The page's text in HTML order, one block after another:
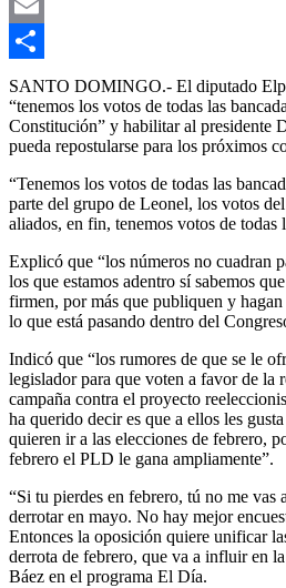
Gmail
Email
Compartir
SANTO DOMINGO.- El diputado
“tenemos los votos de todas las
Constitución” y habilitar al presidente
pueda repostularse para los próximos
“Tenemos los votos de todas las
parte del grupo de Leonel, los votos
aliados, en fin, tenemos votos de todas
Explicó que “los números no cuadran
los que estamos adentro sí sabemos
firmen, por más que publiquen y
lo que está pasando dentro del
Indicó que “los rumores de que se le
legislador para que voten a favor de la
campaña contra el proyecto
ha querido decir es que a ellos les
quieren ir a las elecciones de febrero,
febrero el PLD le gana ampliamente”.
“Si tu pierdes en febrero, tú no me vas
derrotar en mayo. No hay mejor
Entonces la oposición quiere unificar
derrota de febrero, que va a influir en
Báez en el programa El Día.